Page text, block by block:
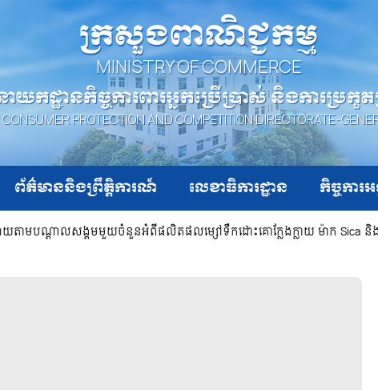
ក្រសួងពាណិជ្ជកម្ម
MINISTRY OF COMMERCE
ាយកដ្ឋានកិច្ចការពារអ្នកប្រើប្រាស់ និងការប្រកួ
CONSUMER PROTECTION AND COMPETITION DIRECTORATE-
ព័ត៌មាននិងព្រឹត្តិការណ៍ លេខាធិការដ្ឋាន កិច្ចការ
តាមបណ្ដាលសង្គមមួយចំនួនអំពីផលិតផលម្សៅទឹកដោះគោក្លែងក្លាយ ម៉ាក Sica និ